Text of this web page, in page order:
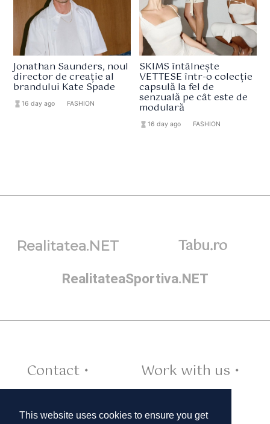
This website uses cookies to ensure you get
Jonathan Saunders, noul
director de creație al
brandului Kate Spade
hourglass_full16 day ago FASHION
SKIMS întâlnește
VETTESE într-o colecție
capsulă la fel de
senzuală pe cât este de
modulară
hourglass_full 16 day ago FASHION
Realitatea.NET Tabu.ro
RealitateaSportiva.NET
Contact •
Work with us •
Cookies •